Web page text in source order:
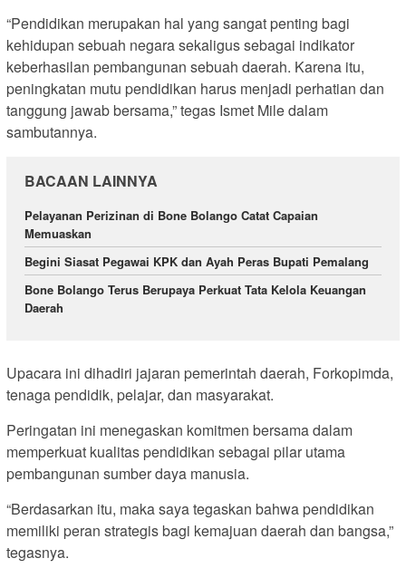
“Pendidikan merupakan hal yang sangat penting bagi
kehidupan sebuah negara sekaligus sebagai indikator
keberhasilan pembangunan sebuah daerah. Karena itu,
peningkatan mutu pendidikan harus menjadi perhatian dan
tanggung jawab bersama,” tegas Ismet Mile dalam
sambutannya.
BACAAN LAINNYA
Pelayanan Perizinan di Bone Bolango Catat Capaian
Memuaskan
Begini Siasat Pegawai KPK dan Ayah Peras Bupati Pemalang
Bone Bolango Terus Berupaya Perkuat Tata Kelola Keuangan
Daerah
Upacara ini dihadiri jajaran pemerintah daerah, Forkopimda,
tenaga pendidik, pelajar, dan masyarakat.
Peringatan ini menegaskan komitmen bersama dalam
memperkuat kualitas pendidikan sebagai pilar utama
pembangunan sumber daya manusia.
“Berdasarkan itu, maka saya tegaskan bahwa pendidikan
memiliki peran strategis bagi kemajuan daerah dan bangsa,”
tegasnya.